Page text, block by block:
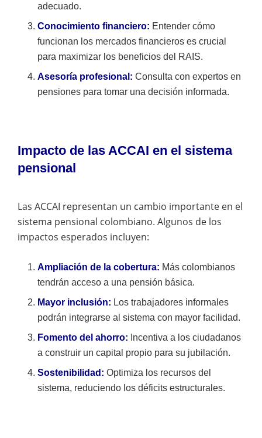
adecuado.
Conocimiento financiero: Entender cómo
funcionan los mercados financieros es crucial
para maximizar los beneficios del RAIS.
Asesoría profesional: Consulta con expertos en
pensiones para tomar una decisión informada.
Impacto de las ACCAI en el sistema
pensional
Las ACCAI representan un cambio importante en el
sistema pensional colombiano. Algunos de los
impactos esperados incluyen:
Ampliación de la cobertura: Más colombianos
tendrán acceso a una pensión básica.
Mayor inclusión: Los trabajadores informales
podrán integrarse al sistema con mayor facilidad.
Fomento del ahorro: Incentiva a los ciudadanos
a construir un capital propio para su jubilación.
Sostenibilidad: Optimiza los recursos del
sistema, reduciendo los déficits estructurales.